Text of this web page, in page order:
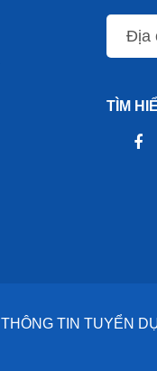
TÌM
THÔNG TIN TUYỂN